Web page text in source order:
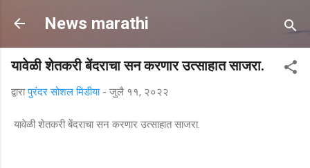
मुख्य सामग्रीवर वगळा
News marathi
यावेळी शेतकरी बेंदराचा सन करणार उत्साहात साजरा.
द्वारापुरंदर सोशल मिडीया - जुलै ११, २०२२
यावेळी शेतकरी बेंदराचा सन करणार उत्साहात साजरा.